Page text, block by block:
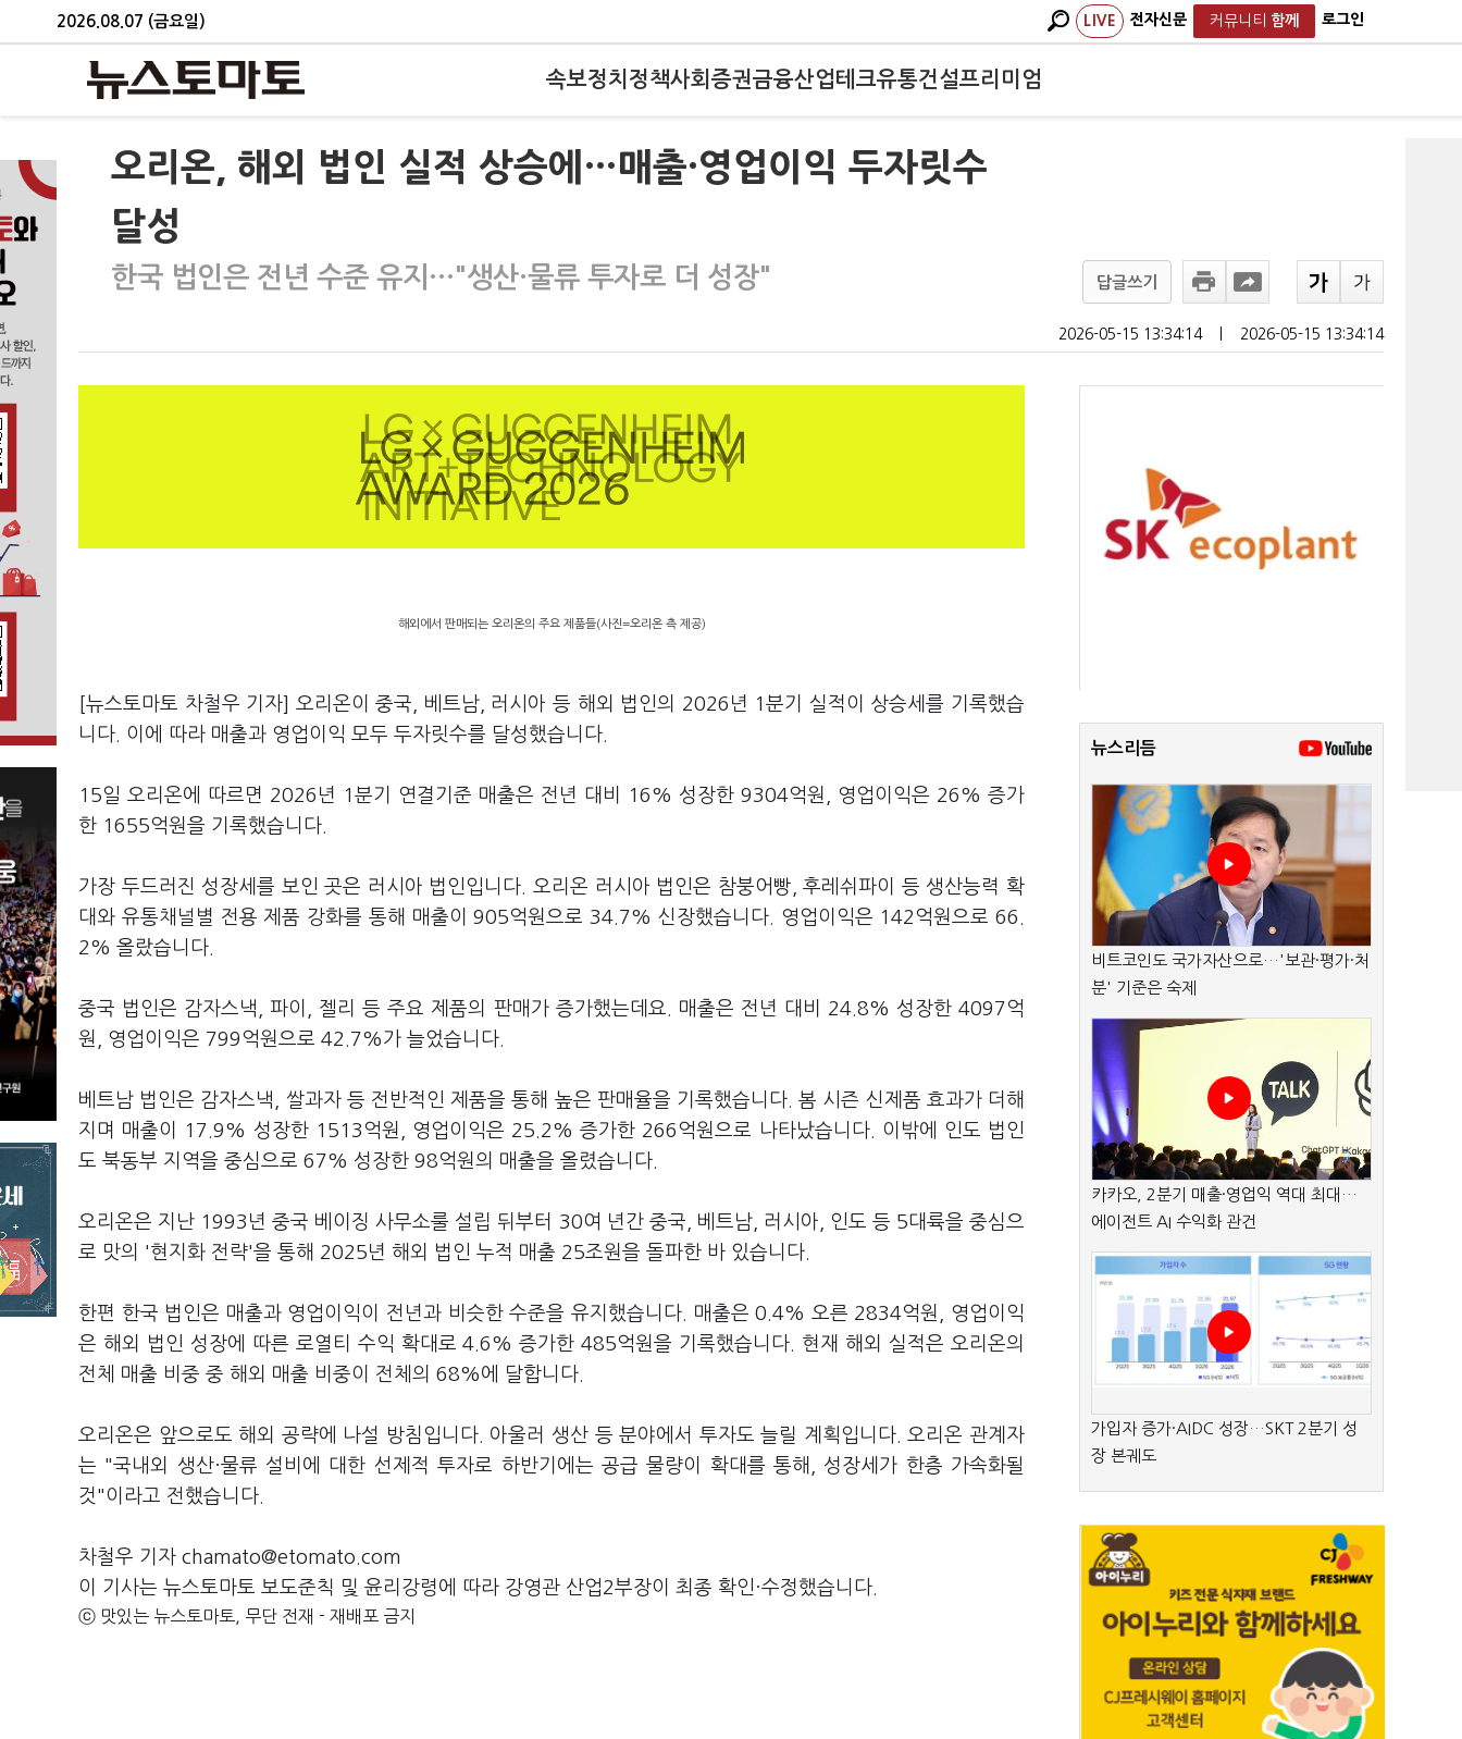
2026.08.07 (금요일) LIVE 전자신문 커뮤니티 함께 로그인
속보정치 정책사회 증권금융산업테크유통건설프리미엄
오리온, 해외 법인 실적 상승에…매출·영업이익 두자릿수
달성
한국 법인은 전년 수준 유지…"생산·물류 투자로 더 성장" 답글쓰기
2026-05-15 13:34:14 2026-05-15 13:34:14
해외에서 판매되는 오리온의 주요 제품들(사진=오리온 측 제공)
[뉴스토마토 차철우 기자] 오리온이 중국, 베트남, 러시아 등 해외 법인의 2026년 1분기 실적이 상승세를 기록했습
니다. 이에 따라 매출과 영업이익 모두 두자릿수를 달성했습니다.
15일 오리온에 따르면 2026년 1분기 연결기준 매출은 전년 대비 16% 성장한 9304억원, 영업이익은 26% 증가
한 1655억원을 기록했습니다.
가장 두드러진 성장세를 보인 곳은 러시아 법인입니다. 오리온 러시아 법인은 참붕어빵, 후레쉬파이 등 생산능력 확
대와 유통채널별 전용 제품 강화를 통해 매출이 905억원으로 34.7% 신장했습니다. 영업이익은 142억원으로 66.
2% 올랐습니다.
중국 법인은 감자스낵, 파이, 젤리 등 주요 제품의 판매가 증가했는데요. 매출은 전년 대비 24.8% 성장한 4097억
원, 영업이익은 799억원으로 42.7%가 늘었습니다.
베트남 법인은 감자스낵, 쌀과자 등 전반적인 제품을 통해 높은 판매율을 기록했습니다. 봄 시즌 신제품 효과가 더해
지며 매출이 17.9% 성장한 1513억원, 영업이익은 25.2% 증가한 266억원으로 나타났습니다. 이밖에 인도 법인
도 북동부 지역을 중심으로 67% 성장한 98억원의 매출을 올렸습니다.
오리온은 지난 1993년 중국 베이징 사무소룰 설립 뒤부터 30여 년간 중국, 베트남, 러시아, 인도 등 5대륙을 중심으
로 맛의 '현지화 전략'을 통해 2025년 해외 법인 누적 매출 25조원을 돌파한 바 있습니다.
한편 한국 법인은 매출과 영업이익이 전년과 비슷한 수준을 유지했습니다. 매출은 0.4% 오른 2834억원, 영업이익
은 해외 법인 성장에 따른 로열티 수익 확대로 4.6% 증가한 485억원을 기록했습니다. 현재 해외 실적은 오리온의
전체 매출 비중 중 해외 매출 비중이 전체의 68%에 달합니다.
오리온은 앞으로도 해외 공략에 나설 방침입니다. 아울러 생산 등 분야에서 투자도 늘릴 계획입니다. 오리온 관계자
는 "국내외 생산·물류 설비에 대한 선제적 투자로 하반기에는 공급 물량이 확대를 통해, 성장세가 한층 가속화될
것"이라고 전했습니다.
차철우 기자 chamato@etomato.com
이 기사는 뉴스토마토 보도준칙 및 윤리강령에 따라 강영관 산업2부장이 최종 확인·수정했습니다.
ⓒ 맛있는 뉴스토마토, 무단 전재 - 재배포 금지
뉴스리듬
비트코인도 국가자산으로…'보관·평가·처
분' 기준은 숙제
카카오, 2분기 매출·영업익 역대 최대…
에이전트 AI 수익화 관건
가입자 증가·AIDC 성장…SKT 2분기 성
장 본궤도